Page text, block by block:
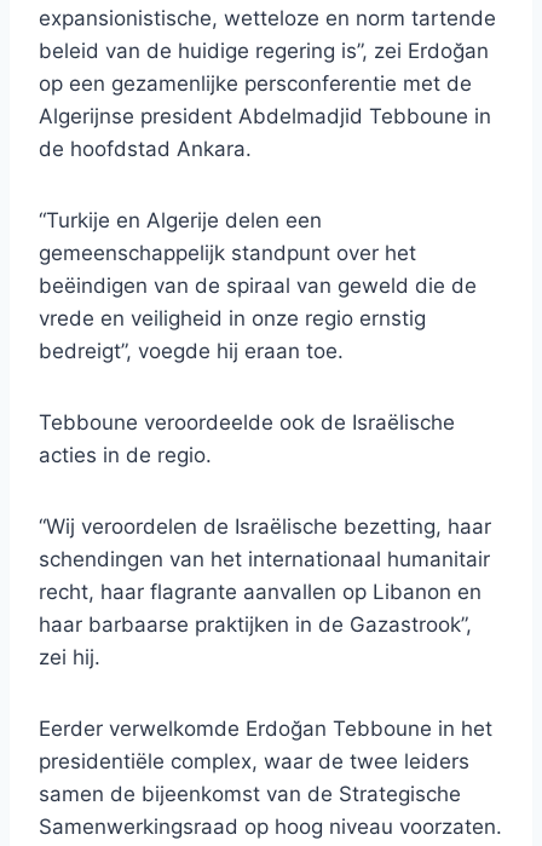
expansionistische, wetteloze en norm tartende
beleid van de huidige regering is”, zei Erdoğan
op een gezamenlijke persconferentie met de
Algerijnse president Abdelmadjid Tebboune in
de hoofdstad Ankara.
“Turkije en Algerije delen een
gemeenschappelijk standpunt over het
beëindigen van de spiraal van geweld die de
vrede en veiligheid in onze regio ernstig
bedreigt”, voegde hij eraan toe.
Tebboune veroordeelde ook de Israëlische
acties in de regio.
“Wij veroordelen de Israëlische bezetting, haar
schendingen van het internationaal humanitair
recht, haar flagrante aanvallen op Libanon en
haar barbaarse praktijken in de Gazastrook”,
zei hij.
Eerder verwelkomde Erdoğan Tebboune in het
presidentiële complex, waar de twee leiders
samen de bijeenkomst van de Strategische
Samenwerkingsraad op hoog niveau voorzaten.